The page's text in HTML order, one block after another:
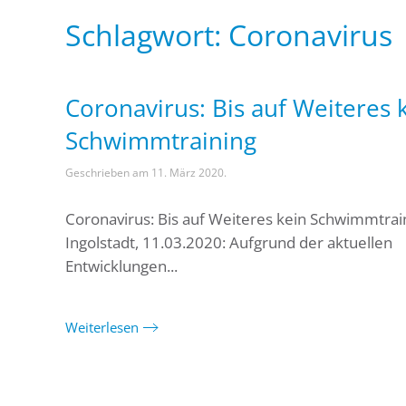
Schlagwort: Coronavirus
Coronavirus: Bis auf Weiteres
Schwimmtraining
Geschrieben am 11. März 2020.
Coronavirus: Bis auf Weiteres kein
Ingolstadt, 11.03.2020: Aufgrund der aktuellen
Entwicklungen...
Weiterlesen